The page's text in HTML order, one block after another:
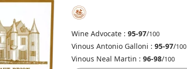
Wine Advocate : 95-97/100
Vinous Antonio Galloni : 95-97/100
Vinous Neal Martin : 96-98/100